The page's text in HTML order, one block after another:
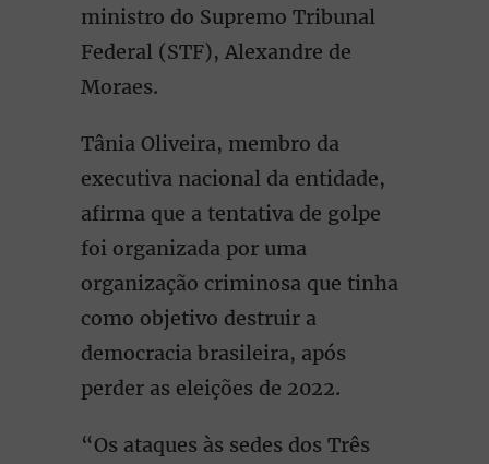
ministro do Supremo Tribunal
Federal (STF), Alexandre de
Moraes.
Tânia Oliveira, membro da
executiva nacional da entidade,
afirma que a tentativa de golpe
foi organizada por uma
organização criminosa que tinha
como objetivo destruir a
democracia brasileira, após
perder as eleições de 2022.
“Os ataques às sedes dos Três